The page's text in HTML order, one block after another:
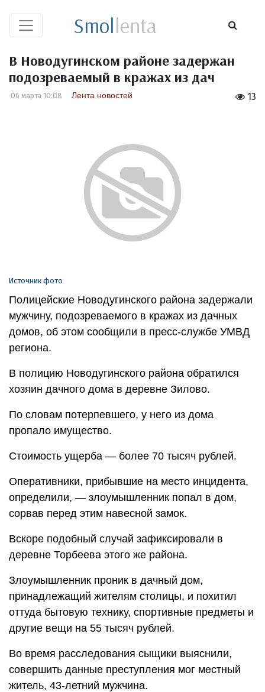
Smollenta
В Новодугинском районе задержан
подозреваемый в кражах из дач
13
06 марта 10:08 Лента новостей
Источник фото
Полицейские Новодугинского района задержали
мужчину, подозреваемого в кражах из дачных
домов, об этом сообщили в пресс-службе УМВД
региона.
В полицию Новодугинского района обратился
хозяин дачного дома в деревне Зилово.
По словам потерпевшего, у него из дома
пропало имущество.
Стоимость ущерба — более 70 тысяч рублей.
Оперативники, прибывшие на место инцидента,
определили, — злоумышленник попал в дом,
сорвав перед этим навесной замок.
Вскоре подобный случай зафиксировали в
деревне Торбеева этого же района.
Злоумышленник проник в дачный дом,
принадлежащий жителям столицы, и похитил
оттуда бытовую технику, спортивные предметы и
другие вещи на 55 тысяч рублей.
Во время расследования сыщики выяснили,
совершить данные преступления мог местный
житель, 43-летний мужчина.